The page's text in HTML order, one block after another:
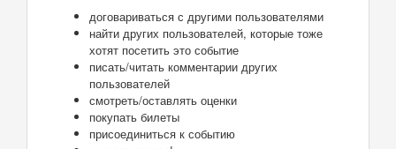
договариваться с другими пользователями
найти других пользователей, которые тоже
хотят посетить это событие
писать/читать комментарии других
пользователей
смотреть/оставлять оценки
покупать билеты
присоединиться к событию